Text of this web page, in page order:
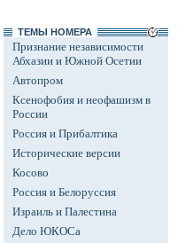
ТЕМЫ НОМЕРА
Признание независимости
Абхазии и Южной Осетии
Автопром
Ксенофобия и неофашизм в
России
Россия и Прибалтика
Исторические версии
Косово
Россия и Белоруссия
Израиль и Палестина
Дело ЮКОСа